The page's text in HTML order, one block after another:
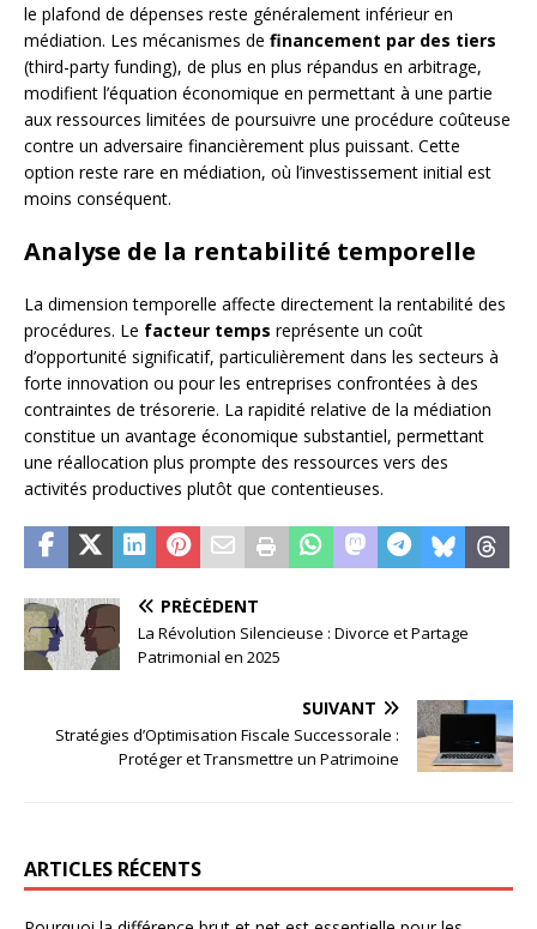
le plafond de dépenses reste généralement inférieur en
médiation. Les mécanismes de financement par des tiers
(third-party funding), de plus en plus répandus en arbitrage,
modifient l’équation économique en permettant à une partie
aux ressources limitées de poursuivre une procédure coûteuse
contre un adversaire financièrement plus puissant. Cette
option reste rare en médiation, où l’investissement initial est
moins conséquent.
Analyse de la rentabilité temporelle
La dimension temporelle affecte directement la rentabilité des
procédures. Le facteur temps représente un coût
d’opportunité significatif, particulièrement dans les secteurs à
forte innovation ou pour les entreprises confrontées à des
contraintes de trésorerie. La rapidité relative de la médiation
constitue un avantage économique substantiel, permettant
une réallocation plus prompte des ressources vers des
activités productives plutôt que contentieuses.
PRÉCÉDENT
La Révolution Silencieuse : Divorce et Partage
Patrimonial en 2025
SUIVANT
Stratégies d’Optimisation Fiscale Successorale :
Protéger et Transmettre un Patrimoine
ARTICLES RÉCENTS